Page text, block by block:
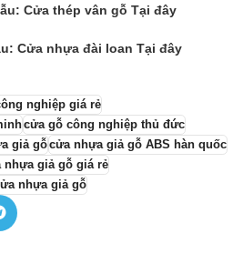
Cửa thép vân gỗ Tại đây
Cửa nhựa đài loan Tại đây
nghiệp giá rẻ
cửa gỗ công nghiệp thủ đức
giả gỗcửa nhựa giả gỗ ABS hàn quốc
nhựa giả gỗ giá rẻ
nhựa giả gỗ